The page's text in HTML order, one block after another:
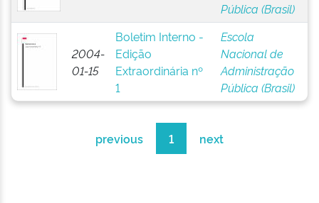
Pública (Brasil)
2004-
01-15
Boletim Interno -
Edição
Extraordinária nº
1
Escola
Nacional de
Administração
Pública (Brasil)
previous 1 next